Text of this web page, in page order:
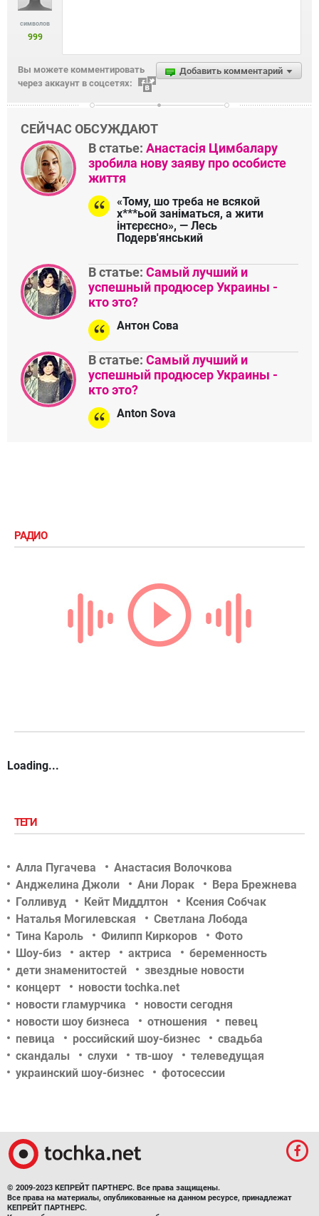
символов
999
Добавить комментарий
Вы можете комментировать
через аккаунт в соцсетях:
СЕЙЧАС ОБСУЖДАЮТ
В статье: Анастасія Цимбалару
зробила нову заяву про особисте
життя
«Тому, шо треба не всякой
х***ьой заніматься, а жити
інтєрєсно», — Лесь
Подерв'янський
В статье: Самый лучший и
успешный продюсер Украины -
кто это?
Антон Сова
В статье: Самый лучший и
успешный продюсер Украины -
кто это?
Anton Sova
РАДИО
Loading...
ТЕГИ
Алла Пугачева
Анастасия Волочкова
Анджелина Джоли
Ани Лорак
Вера Брежнева
Голливуд
Кейт Миддлтон
Ксения Собчак
Наталья Могилевская
Светлана Лобода
Тина Кароль
Филипп Киркоров
Фото
Шоу-биз
актер актриса
беременность
дети знаменитостей
звездные новости
концерт
новости tochka.net
новости гламурчика
новости сегодня
новости шоу бизнеса
отношения
певец
певица
российский шоу-бизнес
свадьба
скандалы
слухи тв-шоу
телеведущая
украинский шоу-бизнес
фотосессии
© 2009-2023 КЕПРЕЙТ ПАРТНЕРС. Все права защищены.
Все права на материалы, опубликованные на данном ресурсе, принадлежат
КЕПРЕЙТ ПАРТНЕРС.